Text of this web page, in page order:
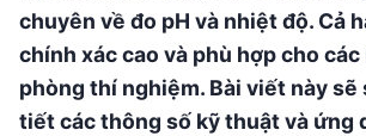
chuyên về đo pH và nhiệt độ. Cả
chính xác cao và phù hợp cho
phòng thí nghiệm. Bài viết này sẽ
tiết các thông số kỹ thuật và ứng